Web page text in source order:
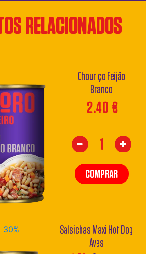
RELACIONADOS
Chouriço Feijão
Branco
2.40 €
COMPRAR
30%
Salsichas Maxi Hot Dog
Aves